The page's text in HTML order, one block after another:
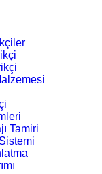
Tamiri